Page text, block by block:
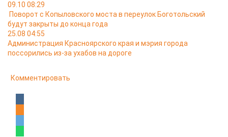
09.10 08:29
Поворот с Копыловского моста в переулок Боготольский
будут закрыты до конца года
25.08 04:55
Администрация Красноярского края и мэрия города
поссорились из-за ухабов на дороге
Комментировать